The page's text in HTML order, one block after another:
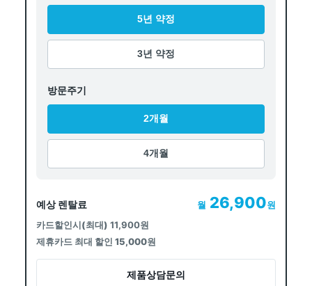
5년 약정
3년 약정
방문주기
2개월
4개월
예상 렌탈료 월 26,900원
카드할인시(최대) 11,900원
제휴카드 최대 할인 15,000원
제품상담문의